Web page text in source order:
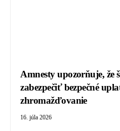
Amnesty upozorňuje, že
zabezpečiť bezpečné
zhromažďovanie
16. júla 2026